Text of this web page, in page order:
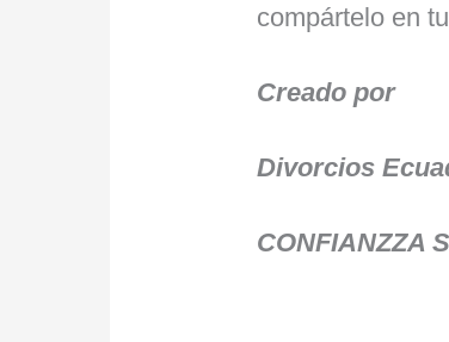
compártelo en
Creado por
Divorcios
CONFIANZZA